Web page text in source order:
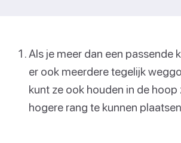
Als je meer dan een passende
er ook meerdere tegelijk
kunt ze ook houden in de hoop
hogere rang te kunnen